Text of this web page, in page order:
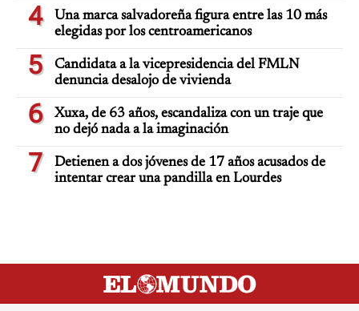
4
Una marca salvadoreña figura entre las 10 más
elegidas por los centroamericanos
5
Candidata a la vicepresidencia del FMLN
denuncia desalojo de vivienda
6
Xuxa, de 63 años, escandaliza con un traje que
no dejó nada a la imaginación
7
Detienen a dos jóvenes de 17 años acusados de
intentar crear una pandilla en Lourdes